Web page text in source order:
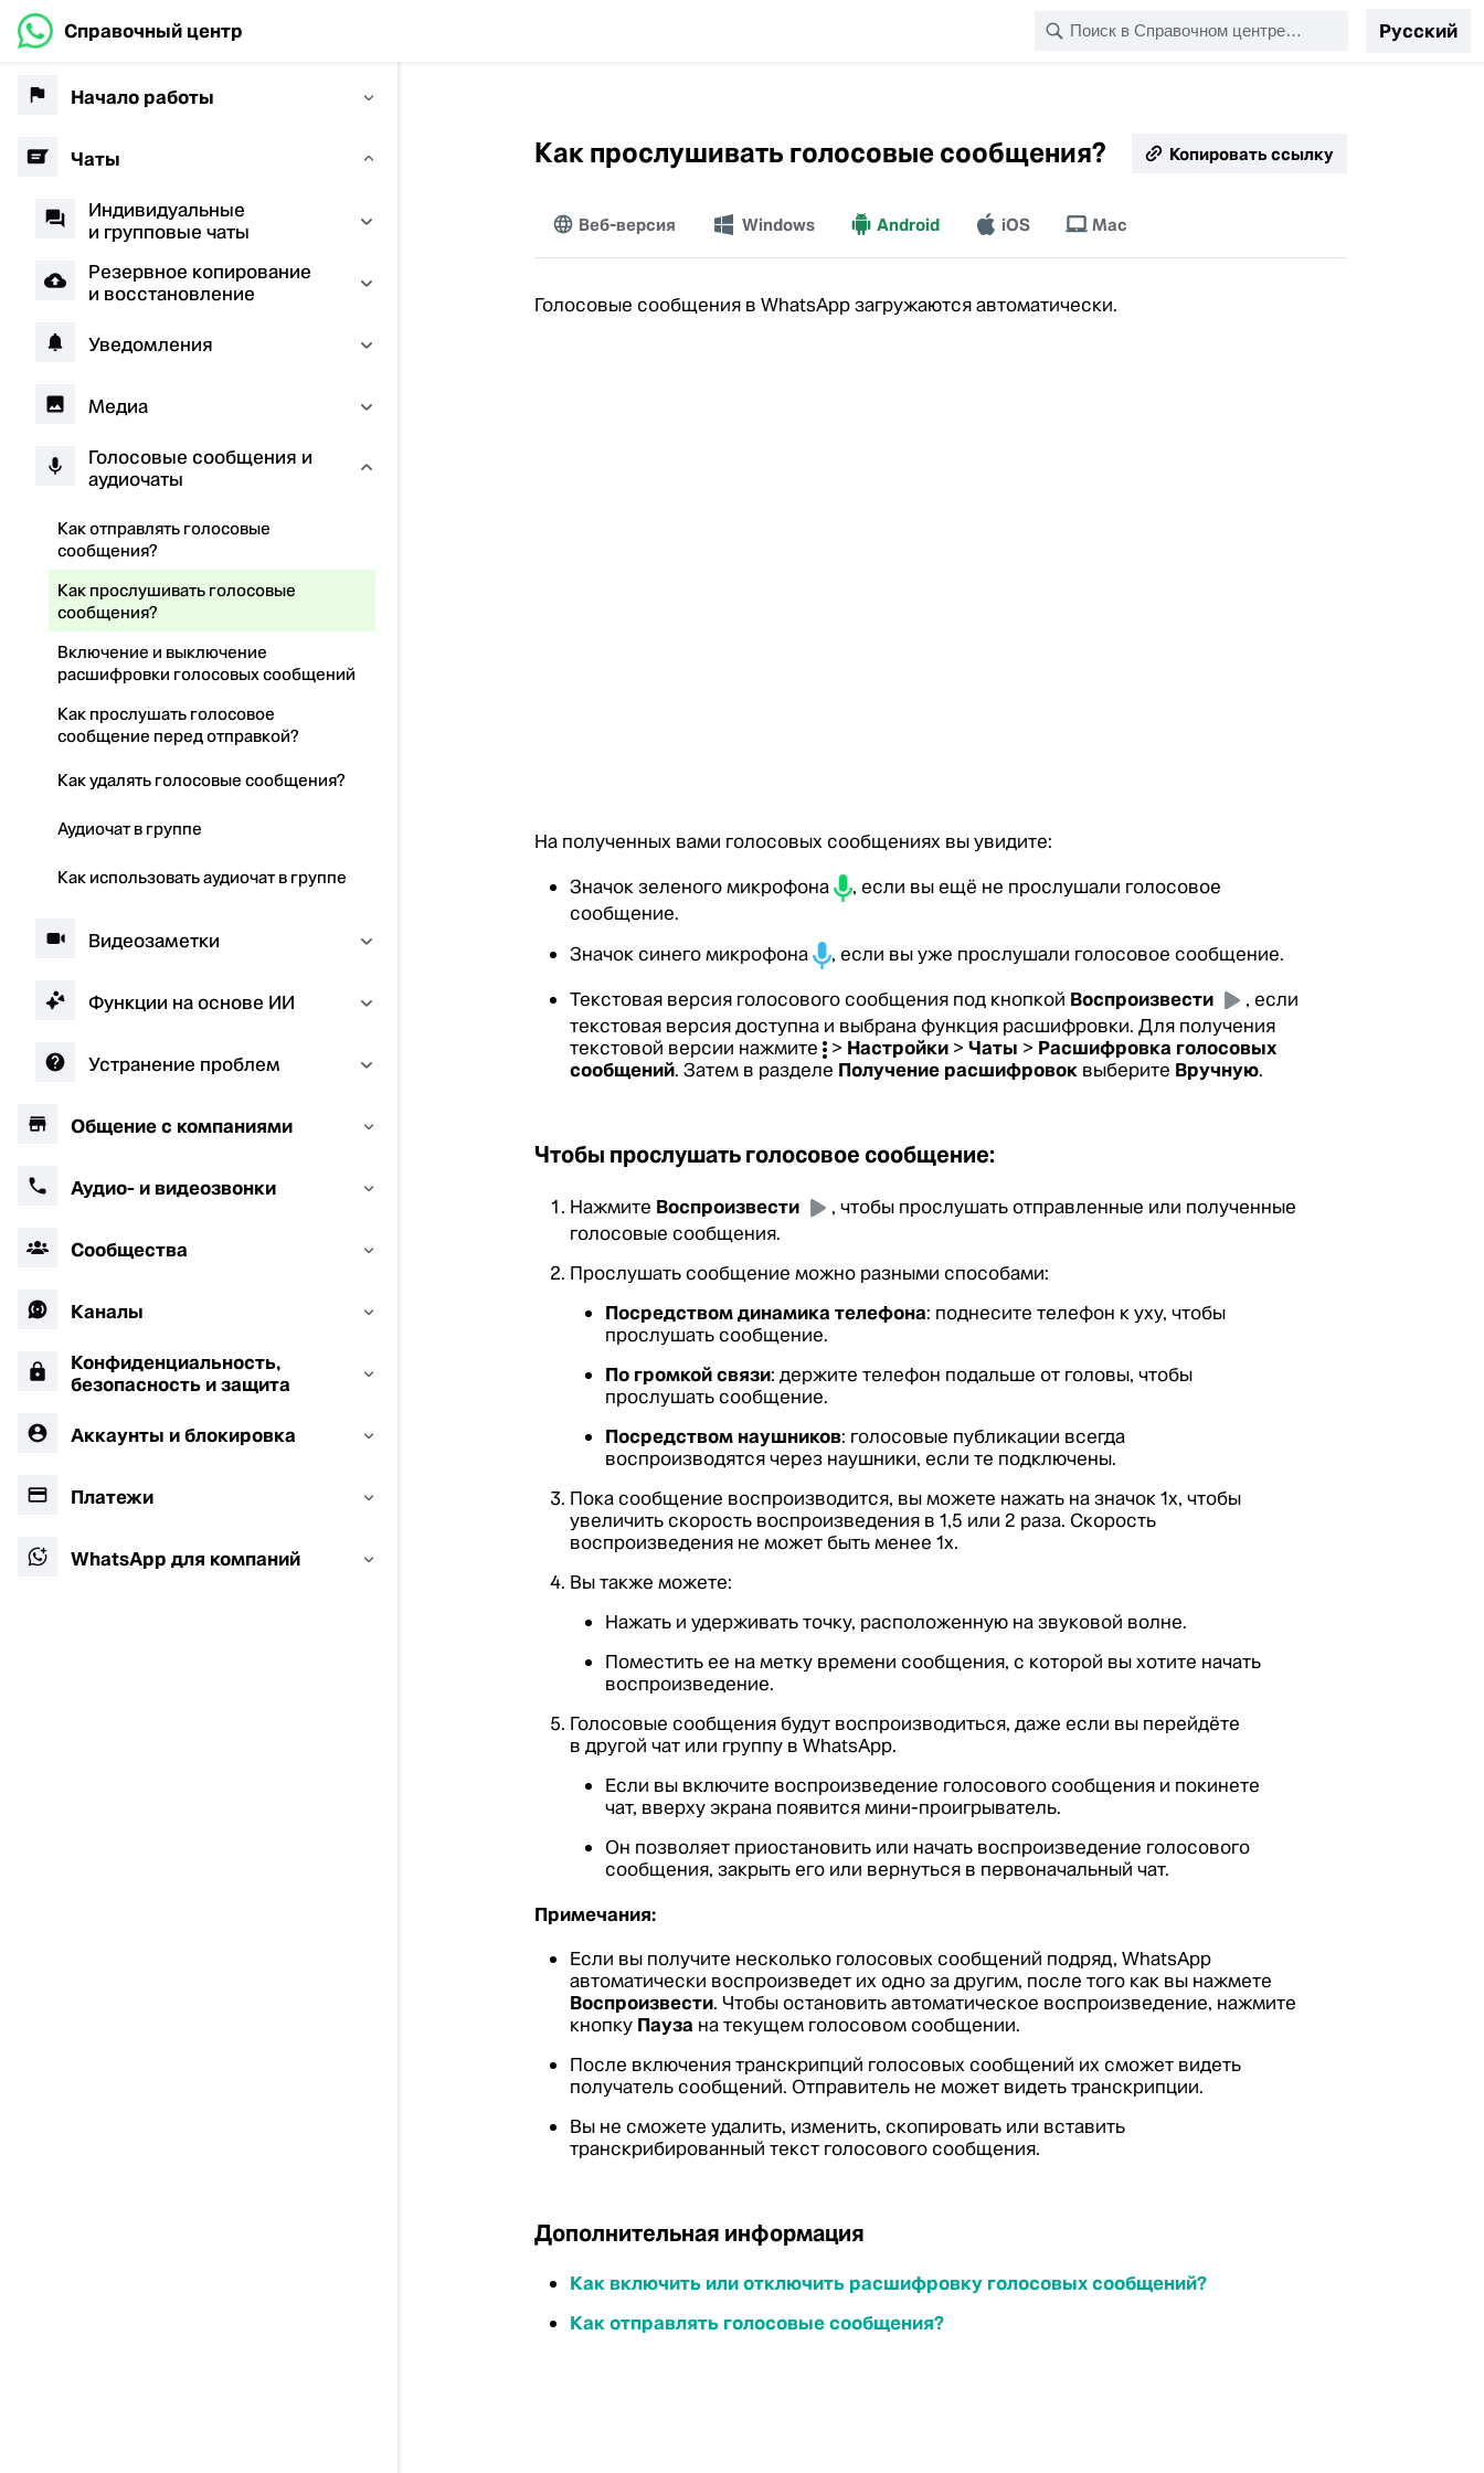
Справочный центр Русский
Начало работы
Чаты
Индивидуальные
и групповые чаты
Резервное копирование
и восстановление
Уведомления
Медиа
Голосовые сообщения и
аудиочаты
Как отправлять голосовые
сообщения?
Как прослушивать голосовые
сообщения?
Включение и выключение
расшифровки голосовых сообщений
Как прослушать голосовое
сообщение перед отправкой?
Как удалять голосовые сообщения?
Аудиочат в группе
Как использовать аудиочат в группе
Видеозаметки
Функции на основе ИИ
Устранение проблем
Общение с компаниями
Аудио- и видеозвонки
Сообщества
Каналы
Конфиденциальность,
безопасность и защита
Аккаунты и блокировка
Платежи
WhatsApp для компаний
Как прослушивать голосовые сообщения? Копировать ссылку
Ещё
Веб-версия Windows Android iOS Mac
Голосовые сообщения в WhatsApp загружаются автоматически.
На полученных вами голосовых сообщениях вы увидите:
Значок зеленого микрофона
, если вы ещё не прослушали голосовое
сообщение.
Значок синего микрофона
, если вы уже прослушали голосовое сообщение.
Текстовая версия голосового сообщения под кнопкой Воспроизвести
, если
текстовая версия доступна и выбрана функция расшифровки. Для получения
текстовой версии нажмите
> Настройки > Чаты > Расшифровка голосовых
сообщений. Затем в разделе Получение расшифровок выберите Вручную.
Чтобы прослушать голосовое сообщение:
Нажмите Воспроизвести
, чтобы прослушать отправленные или полученные
голосовые сообщения.
Прослушать сообщение можно разными способами:
Посредством динамика телефона: поднесите телефон к уху, чтобы
прослушать сообщение.
По громкой связи: держите телефон подальше от головы, чтобы
прослушать сообщение.
Посредством наушников: голосовые публикации всегда
воспроизводятся через наушники, если те подключены.
Пока сообщение воспроизводится, вы можете нажать на значок 1x, чтобы
увеличить скорость воспроизведения в 1,5 или 2 раза. Скорость
воспроизведения не может быть менее 1x.
Вы также можете:
Нажать и удерживать точку, расположенную на звуковой волне.
Поместить ее на метку времени сообщения, с которой вы хотите начать
воспроизведение.
Голосовые сообщения будут воспроизводиться, даже если вы перейдёте
в другой чат или группу в WhatsApp.
Если вы включите воспроизведение голосового сообщения и покинете
чат, вверху экрана появится мини-проигрыватель.
Он позволяет приостановить или начать воспроизведение голосового
сообщения, закрыть его или вернуться в первоначальный чат.
Примечания:
Если вы получите несколько голосовых сообщений подряд, WhatsApp
автоматически воспроизведет их одно за другим, после того как вы нажмете
Воспроизвести. Чтобы остановить автоматическое воспроизведение, нажмите
кнопку Пауза на текущем голосовом сообщении.
После включения транскрипций голосовых сообщений их сможет видеть
получатель сообщений. Отправитель не может видеть транскрипции.
Вы не сможете удалить, изменить, скопировать или вставить
транскрибированный текст голосового сообщения.
Дополнительная информация
Как включить или отключить расшифровку голосовых сообщений?
Как отправлять голосовые сообщения?